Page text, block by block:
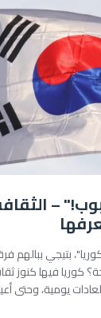
–
كوريا فيها كنوز
يومية، وحتى